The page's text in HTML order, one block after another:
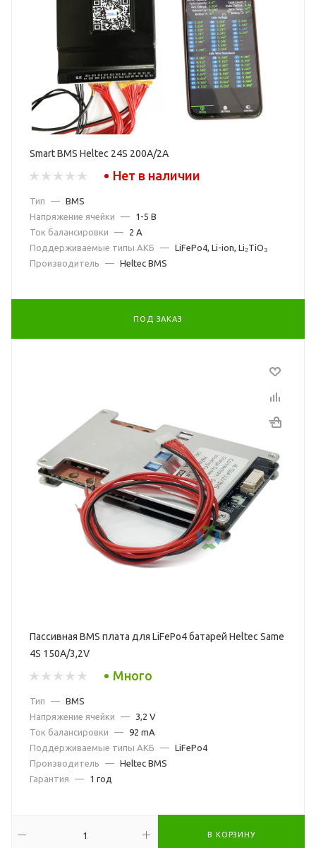
Smart BMS Heltec 24S 200A/2A
Нет в наличии
Тип — BMS
Напряжение ячейки
—
1-5 В
Ток балансировки
—
2 А
Поддерживаемые типы АКБ
— LiFePo4, Li-ion, Li₂TiO₃
Производитель
— Heltec BMS
ПОД ЗАКАЗ
Пассивная BMS плата для LiFePo4 батарей Heltec Same
4S 150A/3,2V
Много
Тип — BMS
Напряжение ячейки
—
3,2 V
Ток балансировки
— 92 mA
Поддерживаемые типы АКБ
— LiFePo4
Производитель
— Heltec BMS
Гарантия
— 1 год
В КОРЗИНУ